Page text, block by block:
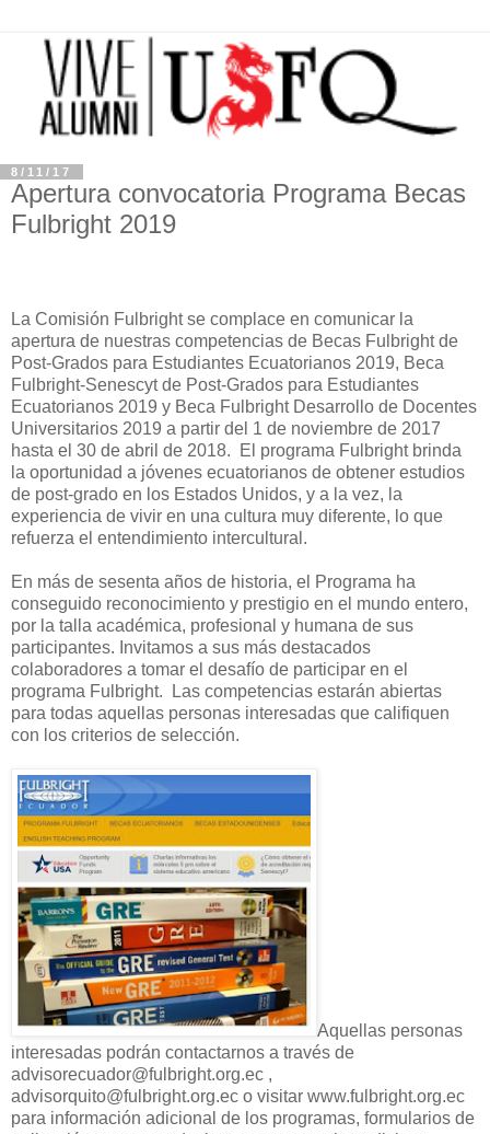
8/11/17
Apertura convocatoria Programa Becas
Fulbright 2019
La Comisión Fulbright se complace en comunicar la
apertura de nuestras competencias de Becas Fulbright de
Post-Grados para Estudiantes Ecuatorianos 2019, Beca
Fulbright-Senescyt de Post-Grados para Estudiantes
Ecuatorianos 2019 y Beca Fulbright Desarrollo de Docentes
Universitarios 2019 a partir del 1 de noviembre de 2017
hasta el 30 de abril de 2018. El programa Fulbright brinda
la oportunidad a jóvenes ecuatorianos de obtener estudios
de post-grado en los Estados Unidos, y a la vez, la
experiencia de vivir en una cultura muy diferente, lo que
refuerza el entendimiento intercultural.
En más de sesenta años de historia, el Programa ha
conseguido reconocimiento y prestigio en el mundo entero,
por la talla académica, profesional y humana de sus
participantes. Invitamos a sus más destacados
colaboradores a tomar el desafío de participar en el
programa Fulbright. Las competencias estarán abiertas
para todas aquellas personas interesadas que califiquen
con los criterios de selección.
Aquellas personas
interesadas podrán contactarnos a través de
advisorecuador@fulbright.org.ec ,
advisorquito@fulbright.org.ec o visitar www.fulbright.org.ec
para información adicional de los programas, formularios de